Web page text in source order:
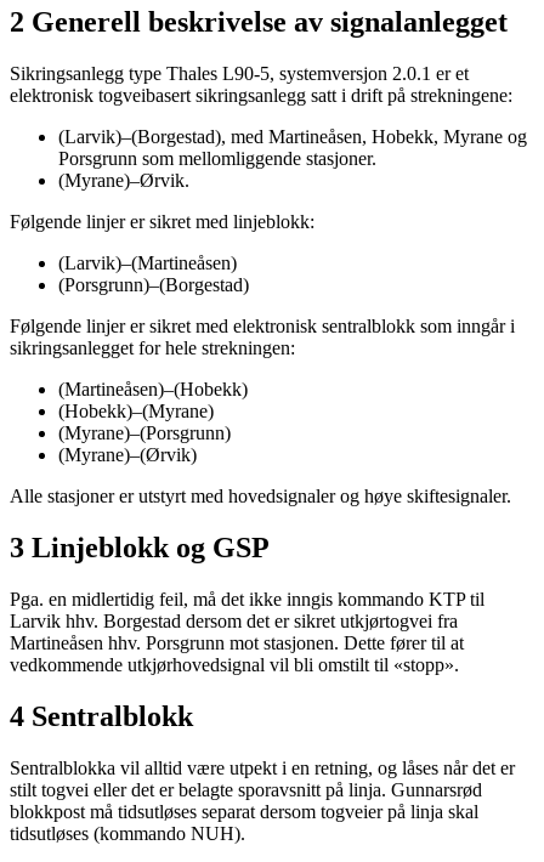
2 Generell beskrivelse av signalanlegget
Sikringsanlegg type Thales L90-5, systemversjon 2.0.1 er et
elektronisk togveibasert sikringsanlegg satt i drift på strekningene:
(Larvik)–(Borgestad), med Martineåsen, Hobekk, Myrane og
Porsgrunn som mellomliggende stasjoner.
(Myrane)–Ørvik.
Følgende linjer er sikret med linjeblokk:
(Larvik)–(Martineåsen)
(Porsgrunn)–(Borgestad)
Følgende linjer er sikret med elektronisk sentralblokk som inngår i
sikringsanlegget for hele strekningen:
(Martineåsen)–(Hobekk)
(Hobekk)–(Myrane)
(Myrane)–(Porsgrunn)
(Myrane)–(Ørvik)
Alle stasjoner er utstyrt med hovedsignaler og høye skiftesignaler.
3 Linjeblokk og GSP
Pga. en midlertidig feil, må det ikke inngis kommando KTP til
Larvik hhv. Borgestad dersom det er sikret utkjørtogvei fra
Martineåsen hhv. Porsgrunn mot stasjonen. Dette fører til at
vedkommende utkjørhovedsignal vil bli omstilt til «stopp».
4 Sentralblokk
Sentralblokka vil alltid være utpekt i en retning, og låses når det er
stilt togvei eller det er belagte sporavsnitt på linja. Gunnarsrød
blokkpost må tidsutløses separat dersom togveier på linja skal
tidsutløses (kommando NUH).